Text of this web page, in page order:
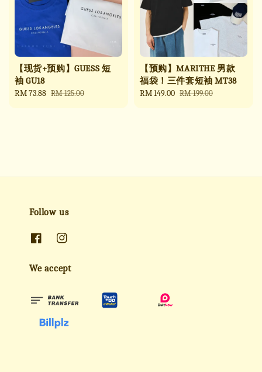
【现货+预购】GUESS 短
袖 GU18
Sale
RM 73.88 Regular
RM 125.00
【预购】MARITHE 男款
福袋！三件套短袖 MT38
Sale
RM 149.00 Regular
RM 199.00
Follow us
We accept